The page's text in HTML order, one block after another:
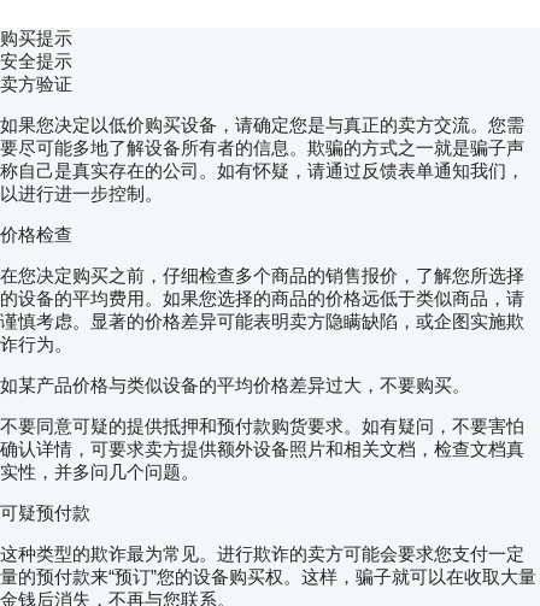
Without DUO-MATIC connection
Powertrain standard sealing
Hydraulic Parking Brake (HPB)
Less best seller package
Standard Package
Without Connectivity Value Package
Stage V technology
ELECTRONIC engine management
9" air filter with dust ejectors
Without engine brake
Without iMonitor (On-Board Computer)
Without rear electrical socket for trailer
with ABS
Front and rear FULL LED lights (position,
stop and direction lights)
Battery: 12V - 100Ah - 1000A (EN) / 650A
(IEC) / 560A (DIN)
Free hydraulic oil return
Without front hydraulic outlets
Close centre hydraulic system with "LOAD
SENSING" pump (120 l/min)
WITHOUT ACCESSORIES FRONT LIFTING
Without swinging drawbar
Telescopic stabilizers
Front clevis
Without front weight frame
购买提示
安全提示
卖方验证
如果您决定以低价购买设备，请确定您是与真正的卖方交流。您需
要尽可能多地了解设备所有者的信息。欺骗的方式之一就是骗子声
称自己是真实存在的公司。如有怀疑，请通过反馈表单通知我们，
以进行进一步控制。
价格检查
在您决定购买之前，仔细检查多个商品的销售报价，了解您所选择
的设备的平均费用。如果您选择的商品的价格远低于类似商品，请
谨慎考虑。显著的价格差异可能表明卖方隐瞒缺陷，或企图实施欺
诈行为。
如某产品价格与类似设备的平均价格差异过大，不要购买。
不要同意可疑的提供抵押和预付款购货要求。如有疑问，不要害怕
确认详情，可要求卖方提供额外设备照片和相关文档，检查文档真
实性，并多问几个问题。
可疑预付款
这种类型的欺诈最为常见。进行欺诈的卖方可能会要求您支付一定
量的预付款来“预订”您的设备购买权。这样，骗子就可以在收取大量
金钱后消失，不再与您联系。